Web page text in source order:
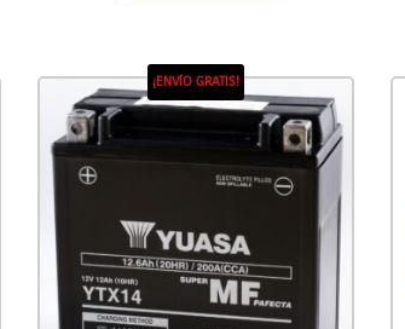
¡ENVÍO GRATIS!